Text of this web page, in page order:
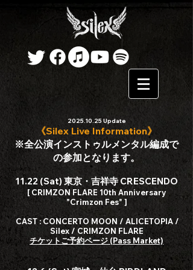
2025.10.25Update
《Silex Live Information》
※全公演インストゥルメンタル編成で
の参加となります。
11.22 (Sat) 東京・吉祥寺 CRESCENDO
[ CRIMZON FLARE 10th Anniversary
"Crimzon Fes" ]
CAST : CONCERTO MOON / ALICETOPIA /
Silex / CRIMZON FLARE
​チケットご予約ページ (Pass Market)